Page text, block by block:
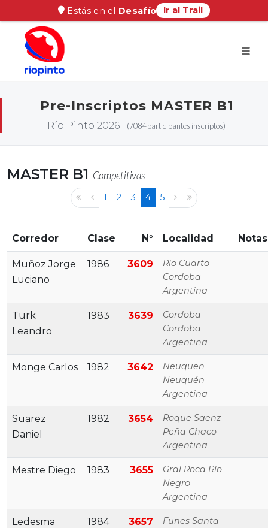
Estás en el Desafío Ir al Trail
Pre-Inscriptos MASTER B1
Río Pinto 2026 (7084 participantes inscriptos)
MASTER B1 Competitivas
1 2 3 4 5
Corredor Clase N° Localidad Notas
Muñoz Jorge
Luciano
1986 3609
Río Cuarto
Cordoba
Argentina
Türk
Leandro
1983 3639
Cordoba
Cordoba
Argentina
Monge Carlos 1982 3642
Neuquen
Neuquén
Argentina
Suarez
Daniel
1982 3654
Roque Saenz
Peña Chaco
Argentina
Mestre Diego 1983 3655
Gral Roca Río
Negro
Argentina
Ledesma
1984 3657
Funes Santa